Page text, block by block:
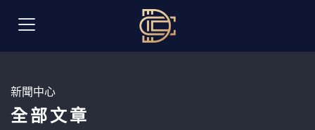
新聞中心
全部文章